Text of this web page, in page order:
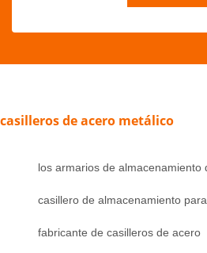
casilleros de acero metálico
los armarios de almacenamiento
casillero de almacenamiento
fabricante de casilleros de acero